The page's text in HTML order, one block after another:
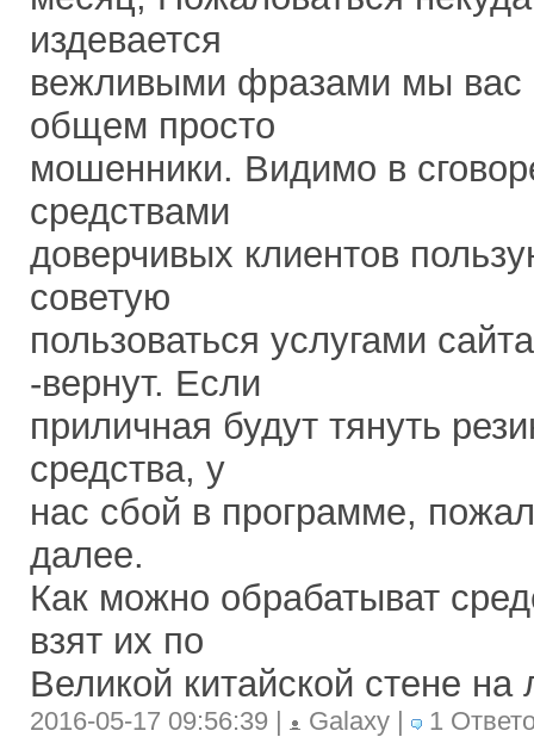
издевается
вежливыми фразами мы вас
общем просто
мошенники. Видимо в
средствами
доверчивых клиентов
советую
пользоваться услугами
-вернут. Если
приличная будут тянуть
средства, у
нас сбой в программе,
далее.
Как можно обрабатыват
взят их по
Великой китайской стене
2016-05-17 09:56:39 | Galaxy | 1